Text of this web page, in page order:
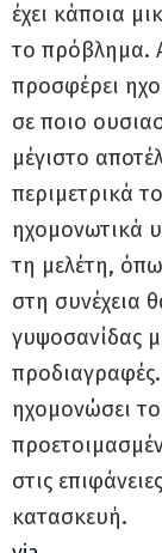
έχει κάποια
το πρόβλημα.
προσφέρει
σε ποιο
μέγιστο
περιμετρικά
ηχομονωτικά
τη μελέτη,
στη συνέχεια
γυψοσανίδας
ηχομονώσει
στις
κατασκευή.